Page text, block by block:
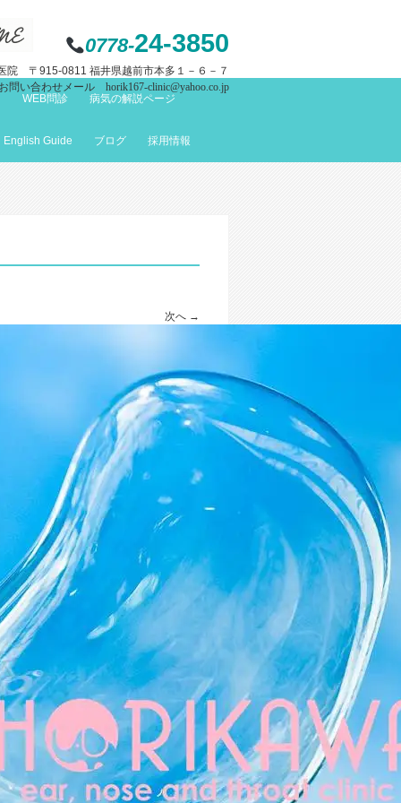
0778-24-3850
院 〒915-0811 福井県越前市本多１－６－７
問い合わせメール horik167-clinic@yahoo.co.jp
WEB問診 病気の解説ページ
English Guide ブログ 採用情報
次へ →